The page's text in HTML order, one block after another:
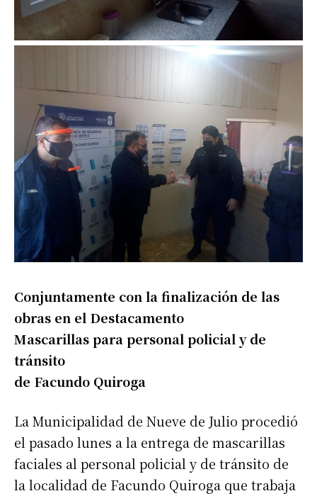
Conjuntamente con la finalización de las
obras en el Destacamento
Mascarillas para personal policial y de
tránsito
de Facundo Quiroga
La Municipalidad de Nueve de Julio procedió
el pasado lunes a la entrega de mascarillas
faciales al personal policial y de tránsito de
la localidad de Facundo Quiroga que trabaja